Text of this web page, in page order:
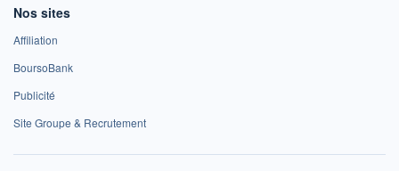
Nos sites
Affiliation
BoursoBank
Publicité
Site Groupe & Recrutement